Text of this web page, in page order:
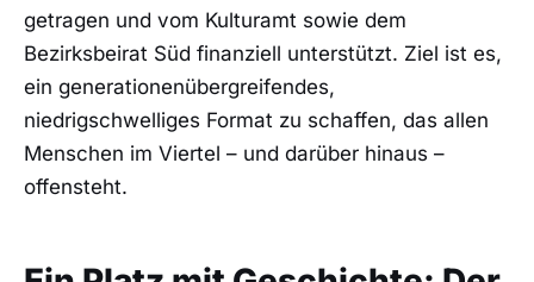
getragen und vom Kulturamt sowie dem
Bezirksbeirat Süd finanziell unterstützt. Ziel ist es,
ein generationenübergreifendes,
niedrigschwelliges Format zu schaffen, das allen
Menschen im Viertel – und darüber hinaus –
offensteht.